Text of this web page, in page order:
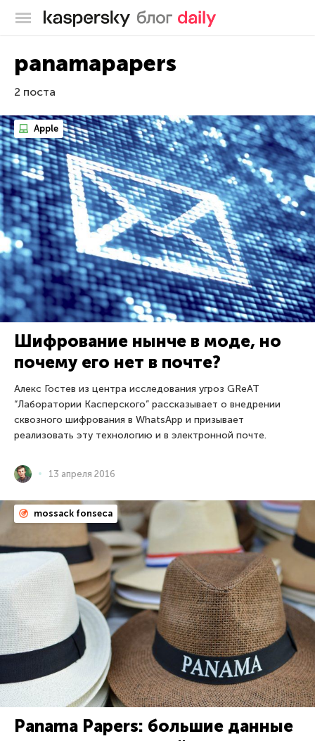
Блог Касперского
panamapapers
2 поста
Apple
Шифрование нынче в моде, но
почему его нет в почте?
Алекс Гостев из центра исследования угроз GReAT
“Лаборатории Касперского” рассказывает о внедрении
сквозного шифрования в WhatsApp и призывает
реализовать эту технологию и в электронной почте.
13 апреля 2016
mossack fonseca
Panama Papers: большие данные